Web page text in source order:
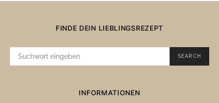
FINDE DEIN LIEBLINGSREZEPT
SUCHE
SEARCH
INFORMATIONEN